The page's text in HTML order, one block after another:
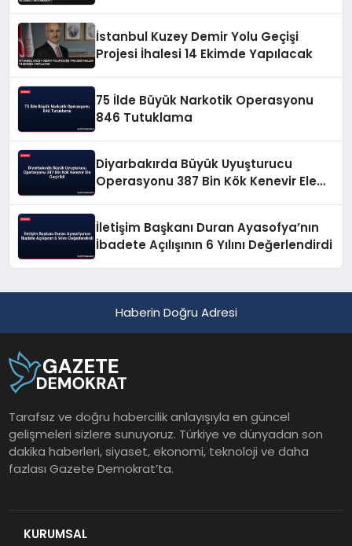
İstanbul Kuzey Demir Yolu Geçişi
Projesi İhalesi 14 Ekimde Yapılacak
75 İlde Büyük Narkotik Operasyonu
846 Tutuklama
Diyarbakırda Büyük Uyuşturucu
Operasyonu 387 Bin Kök Kenevir Ele
İletişim Başkanı Duran Ayasofya’nın
İbadete Açılışının 6 Yılını Değerlendirdi
Haberin Doğru Adresi
Tarafsız ve doğru habercilik anlayışıyla en güncel
gelişmeleri sizlere sunuyoruz. Türkiye ve dünyadan son
dakika haberleri, siyaset, ekonomi, teknoloji ve daha
fazlası Gazete Demokrat’ta.
KURUMSAL